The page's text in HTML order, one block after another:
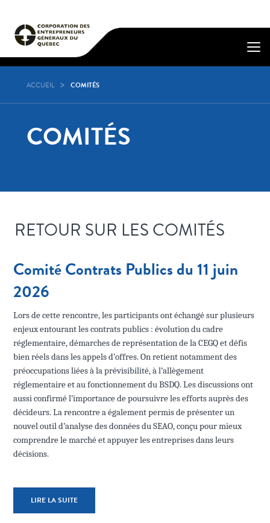
ACCUEIL COMITÉS
COMITÉS
RETOUR SUR LES COMITÉS
Comité Contrats Publics du 11 juin
2026
Lors de cette rencontre, les participants ont échangé sur plusieurs
enjeux entourant les contrats publics : évolution du cadre
réglementaire, démarches de représentation de la CEGQ et défis
bien réels dans les appels d’offres. On retient notamment des
préoccupations liées à la prévisibilité, à l’allègement
réglementaire et au fonctionnement du BSDQ. Les discussions ont
aussi confirmé l’importance de poursuivre les efforts auprès des
décideurs. La rencontre a également permis de présenter un
nouvel outil d’analyse des données du SEAO, conçu pour mieux
comprendre le marché et appuyer les entreprises dans leurs
décisions.
LIRE LA SUITE